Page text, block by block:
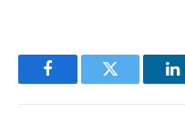
FacebookTwitter